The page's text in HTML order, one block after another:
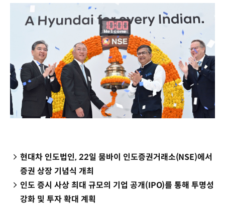
현대차 인도법인, 22일 뭄바이 인도증권거래소(NSE)에서
증권 상장 기념식 개최
인도 증시 사상 최대 규모의 기업 공개(IPO)를 통해 투명성
강화 및 투자 확대 계획